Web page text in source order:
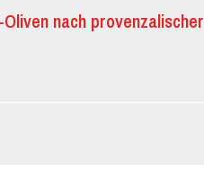
nach provenzalischer